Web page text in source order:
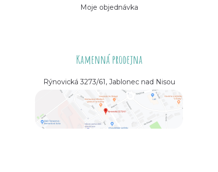
Moje objednávka
Kamenná prodejna
Rýnovická 3273/61, Jablonec nad Nisou